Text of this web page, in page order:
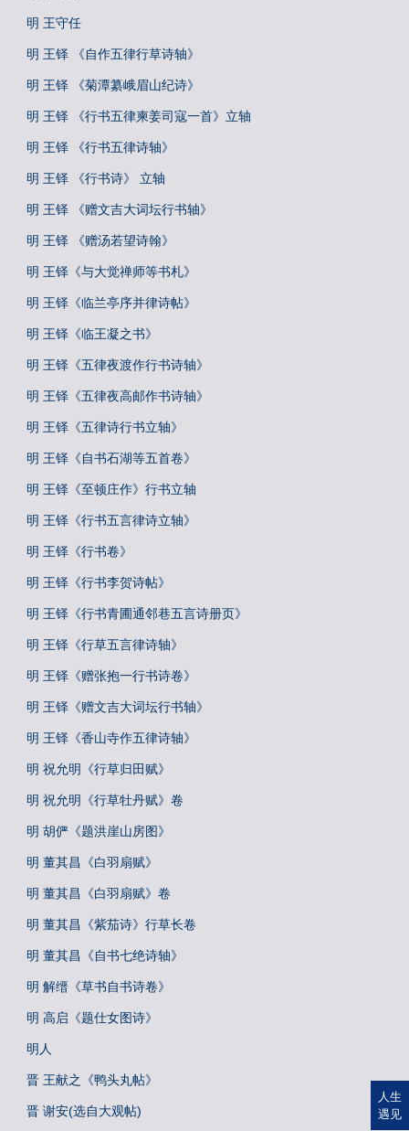
明 王守任
明 王铎 《自作五律行草诗轴》
明 王铎 《菊潭纂峨眉山纪诗》
明 王铎 《行书五律柬姜司寇一首》立轴
明 王铎 《行书五律诗轴》
明 王铎 《行书诗》 立轴
明 王铎 《赠文吉大词坛行书轴》
明 王铎 《赠汤若望诗翰》
明 王铎《与大觉禅师等书札》
明 王铎《临兰亭序并律诗帖》
明 王铎《临王凝之书》
明 王铎《五律夜渡作行书诗轴》
明 王铎《五律夜高邮作书诗轴》
明 王铎《五律诗行书立轴》
明 王铎《自书石湖等五首卷》
明 王铎《至顿庄作》行书立轴
明 王铎《行书五言律诗立轴》
明 王铎《行书卷》
明 王铎《行书李贺诗帖》
明 王铎《行书青圃通邻巷五言诗册页》
明 王铎《行草五言律诗轴》
明 王铎《赠张抱一行书诗卷》
明 王铎《赠文吉大词坛行书轴》
明 王铎《香山寺作五律诗轴》
明 祝允明《行草归田赋》
明 祝允明《行草牡丹赋》卷
明 胡俨《题洪崖山房图》
明 董其昌《白羽扇赋》
明 董其昌《白羽扇赋》卷
明 董其昌《紫茄诗》行草长卷
明 董其昌《自书七绝诗轴》
明 解缙《草书自书诗卷》
明 高启《题仕女图诗》
明人
晋 王献之《鸭头丸帖》
晋 谢安(选自大观帖)
人生
遇见